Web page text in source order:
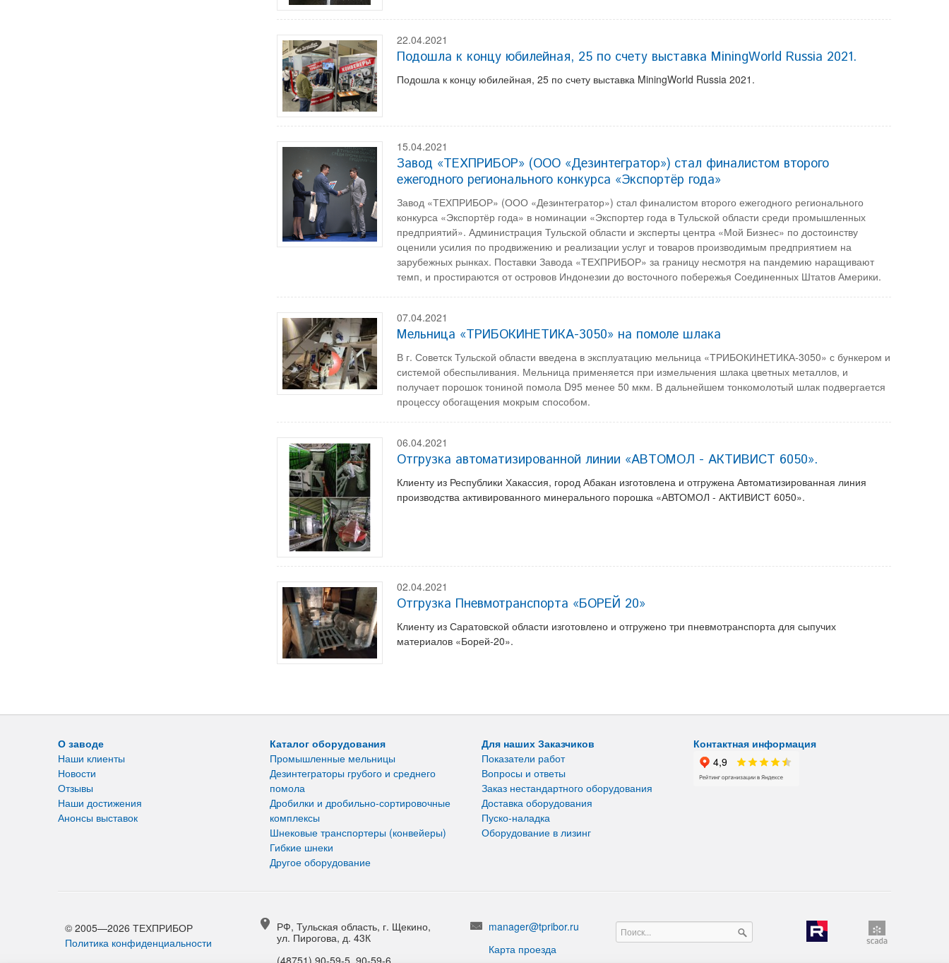
22.04.2021
Подошла к концу юбилейная, 25 по счету выставка MiningWorld Russia 2021.
Подошла к концу юбилейная, 25 по счету выставка MiningWorld Russia 2021.
15.04.2021
Завод «ТЕХПРИБОР» (ООО «Дезинтегратор») стал финалистом второго
ежегодного регионального конкурса «Экспортёр года»
Завод «ТЕХПРИБОР» (ООО «Дезинтегратор») стал финалистом второго ежегодного регионального
конкурса «Экспортёр года» в номинации «Экспортер года в Тульской области среди промышленных
предприятий». Администрация Тульской области и эксперты центра «Мой Бизнес» по достоинству
оценили усилия по продвижению и реализации услуг и товаров производимым предприятием на
зарубежных рынках. Поставки Завода «ТЕХПРИБОР» за границу несмотря на пандемию наращивают
темп, и простираются от островов Индонезии до восточного побережья Соединенных Штатов Америки.
07.04.2021
Мельница «ТРИБОКИНЕТИКА-3050» на помоле шлака
В г. Советск Тульской области введена в эксплуатацию мельница «ТРИБОКИНЕТИКА-3050» с бункером и
системой обеспыливания. Мельница применяется при измельчения шлака цветных металлов, и
получает порошок тониной помола D95 менее 50 мкм. В дальнейшем тонкомолотый шлак подвергается
процессу обогащения мокрым способом.
06.04.2021
Отгрузка автоматизированной линии «АВТОМОЛ - АКТИВИСТ 6050».
Клиенту из Республики Хакассия, город Абакан изготовлена и отгружена Автоматизированная линия
производства активированного минерального порошка «АВТОМОЛ - АКТИВИСТ 6050».
02.04.2021
Отгрузка Пневмотранспорта «БОРЕЙ 20»
Клиенту из Саратовской области изготовлено и отгружено три пневмотранспорта для сыпучих
материалов «Борей-20».
О заводе
Наши клиенты
Новости
Отзывы
Наши достижения
Анонсы выставок
Каталог оборудования
Промышленные мельницы
Дезинтеграторы грубого и среднего
помола
Дробилки и дробильно-сортировочные
комплексы
Шнековые транспортеры (конвейеры)
Гибкие шнеки
Другое оборудование
Для наших Заказчиков
Показатели работ
Вопросы и ответы
Заказ нестандартного оборудования
Доставка оборудования
Пуско-наладка
Оборудование в лизинг
Контактная информация
© 2005—2026 ТЕХПРИБОР
Политика конфиденциальности
РФ, Тульская область, г. Щекино,
ул. Пирогова, д. 43К
(48751) 90-59-5, 90-59-6
manager@tpribor.ru
Карта проезда